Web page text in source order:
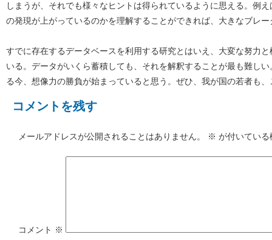
しまうが、それでも様々なヒントは得られているように思える。例
の発現が上がっているのかを理解することができれば、大きなブレ
すでに存在するデータベースを利用する研究とはいえ、大変な努力
いる。データがいくら蓄積しても、それを解釈することが最も難し
る今、想像力の勝負が始まっていると思う。ぜひ、我が国の若者も
コメントを残す
メールアドレスが公開されることはありません。 ※ が付いてい
コメント ※